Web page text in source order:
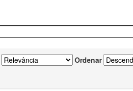
Ordenar